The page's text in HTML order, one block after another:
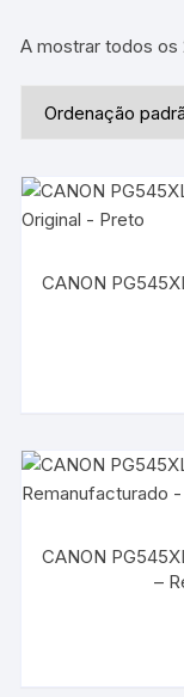
A mostrar todos os
CANON
CANON
–